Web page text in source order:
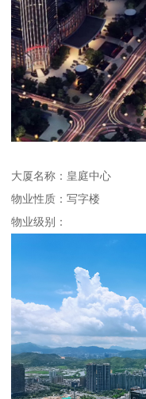
大厦名称：皇庭中心
物业性质：写字楼
物业级别：